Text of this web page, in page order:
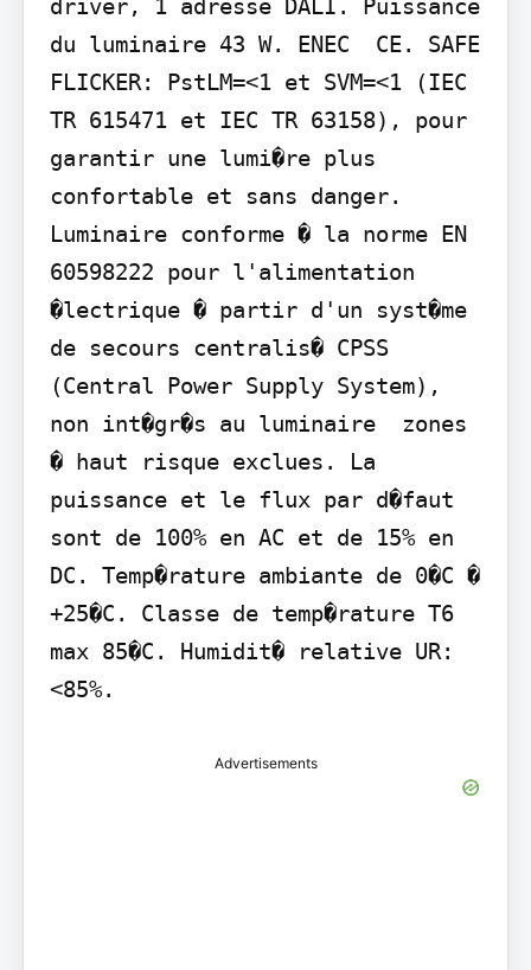
driver, 1 adresse DALI. Puissance
du luminaire 43 W. ENEC  CE. SAFE
FLICKER: PstLM=<1 et SVM=<1 (IEC
TR 615471 et IEC TR 63158), pour
garantir une lumi�re plus
confortable et sans danger.
Luminaire conforme � la norme EN
60598222 pour l'alimentation
�lectrique � partir d'un syst�me
de secours centralis� CPSS
(Central Power Supply System),
non int�gr�s au luminaire  zones
� haut risque exclues. La
puissance et le flux par d�faut
sont de 100% en AC et de 15% en
DC. Temp�rature ambiante de 0�C �
+25�C. Classe de temp�rature T6
max 85�C. Humidit� relative UR:
<85%.
Advertisements